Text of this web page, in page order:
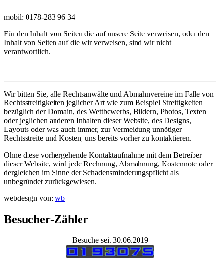
mobil: 0178-283 96 34
Für den Inhalt von Seiten die auf unsere Seite verweisen, oder den
Inhalt von Seiten auf die wir verweisen, sind wir nicht
verantwortlich.
Wir bitten Sie, alle Rechtsanwälte und Abmahnvereine im Falle von
Rechtsstreitigkeiten jeglicher Art wie zum Beispiel Streitigkeiten
bezüglich der Domain, des Wettbewerbs, Bildern, Photos, Texten
oder jeglichen anderen Inhalten dieser Website, des Designs,
Layouts oder was auch immer, zur Vermeidung unnötiger
Rechtsstreite und Kosten, uns bereits vorher zu kontaktieren.
Ohne diese vorhergehende Kontaktaufnahme mit dem Betreiber
dieser Website, wird jede Rechnung, Abmahnung, Kostennote oder
dergleichen im Sinne der Schadensminderungspflicht als
unbegründet zurückgewiesen.
webdesign von: wb
Besucher-Zähler
Besuche seit 30.06.2019